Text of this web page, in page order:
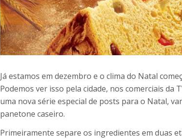
Já estamos em dezembro e o clima do Natal
Podemos ver isso pela cidade, nos comerciais
uma nova série especial de posts para o Natal,
panetone caseiro.
Primeiramente separe os ingredientes em duas